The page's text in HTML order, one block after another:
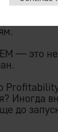
— это
Иногда
до